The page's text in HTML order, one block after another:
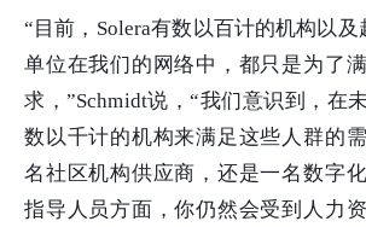
“目前，Solera有数以百计的机构以及
单位在我们的网络中，都只是为了
求，”Schmidt说，“我们意识到，在
数以千计的机构来满足这些人群的
名社区机构供应商，还是一名数字
指导人员方面，你仍然会受到人力